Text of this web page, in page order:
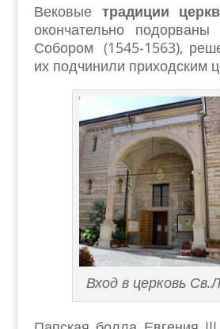
Вековые традиции
окончательно
Собором (1545-1563),
их подчинили приходским
Вход в церковь